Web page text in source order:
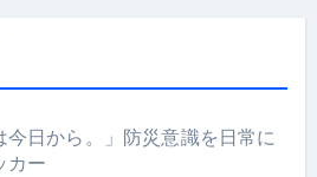
今日から。」防災意識を日常に
カー